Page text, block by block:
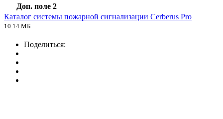
Доп. поле 2
Каталог системы пожарной сигнализации Cerberus Pro
10.14 МБ
Поделиться: